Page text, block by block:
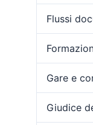
Flussi
Gare e
Giudice